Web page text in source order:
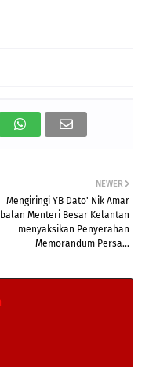
NEWER
Mengiringi YB Dato' Nik Amar
Menteri Besar Kelantan
menyaksikan Penyerahan
Memorandum Persa...